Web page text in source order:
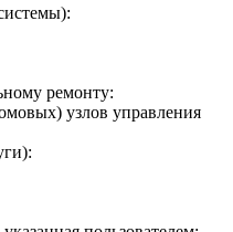
ремонту:
узлов управления